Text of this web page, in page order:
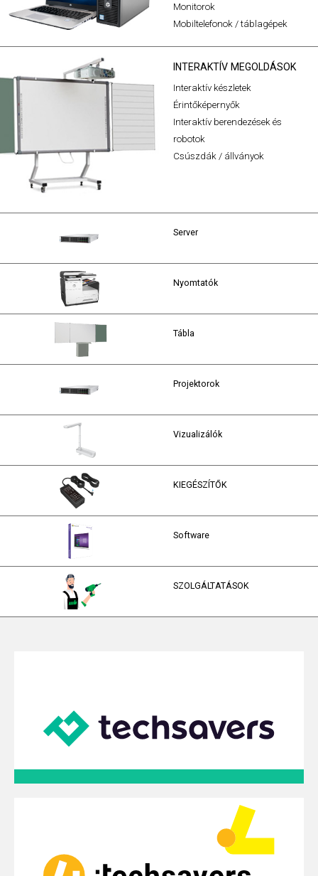
Monitorok
Mobiltelefonok / táblagépek
INTERAKTÍV MEGOLDÁSOK
Interaktív készletek
Érintőképernyők
Interaktív berendezések és
robotok
Csúszdák / állványok
Server
Nyomtatók
Tábla
Projektorok
Vizualizálók
KIEGÉSZÍTŐK
Software
SZOLGÁLTATÁSOK